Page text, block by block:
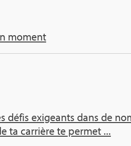
moment
défis exi­geants dans de
ta car­rière te per­met ...